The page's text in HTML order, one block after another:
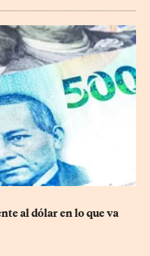
al dólar en lo que va